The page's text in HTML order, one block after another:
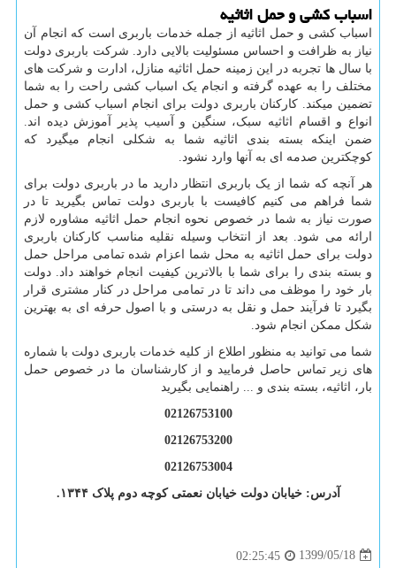
اسباب کشی و حمل اثاثیه
اسباب کشی و حمل اثاثیه از جمله خدمات باربری است که انجام آن
نیاز به ظرافت و احساس مسئولیت بالایی دارد. شرکت باربری دولت
با سال ها تجربه در این زمینه حمل اثاثیه منازل، ادارت و شرکت های
مختلف را به عهده گرفته و انجام یک اسباب کشی راحت را به شما
تضمین میکند. کارکنان باربری دولت برای انجام اسباب کشی و حمل
انواع و اقسام اثاثیه سبک، سنگین و آسیب پذیر آموزش دیده اند.
ضمن اینکه بسته بندی اثاثیه شما به شکلی انجام میگیرد که
کوچکترین صدمه ای به آنها وارد نشود.
هر آنچه که شما از یک باربری انتظار دارید ما در باربری دولت برای
شما فراهم می کنیم کافیست با باربری دولت تماس بگیرید تا در
صورت نیاز به شما در خصوص نحوه انجام حمل اثاثیه مشاوره لازم
ارائه می شود. بعد از انتخاب وسیله نقلیه مناسب کارکنان باربری
دولت برای حمل اثاثیه به محل شما اعزام شده تمامی مراحل حمل
و بسته بندی را برای شما با بالاترین کیفیت انجام خواهند داد. دولت
بار خود را موظف می داند تا در تمامی مراحل در کنار مشتری قرار
بگیرد تا فرآیند حمل و نقل به درستی و با اصول حرفه ای به بهترین
شکل ممکن انجام شود.
شما می توانید به منظور اطلاع از کلیه خدمات باربری دولت با شماره
های زیر تماس حاصل فرمایید و از کارشناسان ما در خصوص حمل
بار، اثاثیه، بسته بندی و ... راهنمایی بگیرید
02126753100
02126753200
02126753004
آدرس: خیابان دولت خیابان نعمتی کوچه دوم پلاک ۱۳۴۴.
1399/05/18
02:25:45